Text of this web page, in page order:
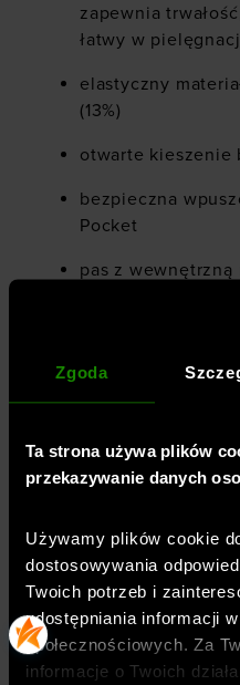
Zgoda
Ta strona używa plików
przekazywanie danych
Używamy plików cookie
dostosowywania
Twoich potrzeb i
udostępniania informacji
społecznościowych. Za
informacje o Twoich
zapewnia
łatwy w
elastyczny
(13%)
otwarte kieszenie
bezpieczna
Pocket
pas z wewnętrzną
szybko schnie
rozcięcia po
oddychalności
wbudowane
Płeć: mężczyzna